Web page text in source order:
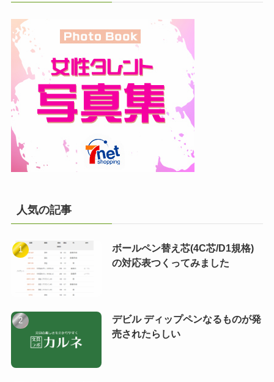
人気の記事
ボールペン替え芯(4C芯/D1規格)
の対応表つくってみました
デビル ディップペンなるものが発
売されたらしい